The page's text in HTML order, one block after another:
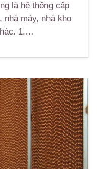
là hệ thống cấp
nhà máy, nhà kho
1.…